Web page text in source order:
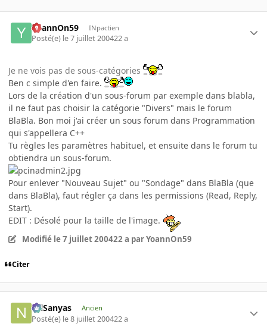
YoannOn59 INpactien
Posté(e) le 7 juillet 200422 a
Je ne vois pas de sous-catégories
Ben c simple d'en faire.
Lors de la création d'un sous-forum par exemple dans blabla,
il ne faut pas choisir la catégorie "Divers" mais le forum
BlaBla. Bon moi j'ai créer un sous forum dans Programmation
qui s'appellera C++
Tu règles les paramètres habituel, et ensuite dans le forum tu
obtiendra un sous-forum.
Pour enlever "Nouveau Sujet" ou "Sondage" dans BlaBla (que
dans BlaBla), faut régler ça dans les permissions (Read, Reply,
Start).
EDIT : Désolé pour la taille de l'image.
Modifié le 7 juillet 200422 a par YoannOn59
Citer
NilSanyas Ancien
Posté(e) le 8 juillet 200422 a